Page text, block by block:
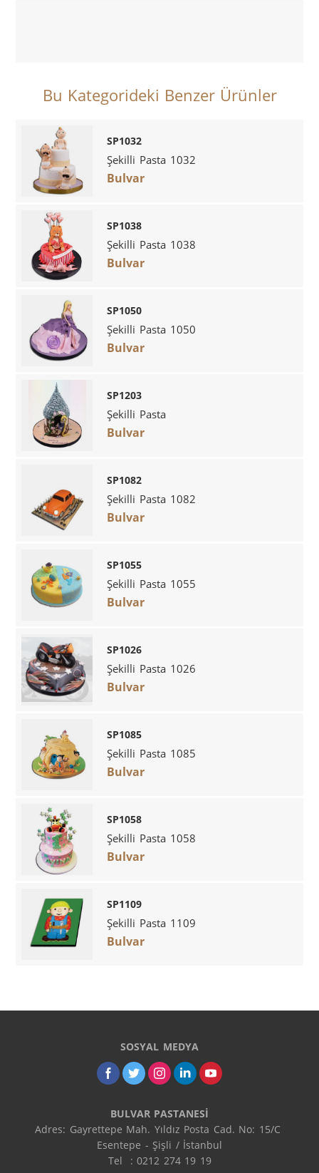
Bu Kategorideki Benzer Ürünler
SP1032
Şekilli Pasta 1032
Bulvar
SP1038
Şekilli Pasta 1038
Bulvar
SP1050
Şekilli Pasta 1050
Bulvar
SP1203
Şekilli Pasta
Bulvar
SP1082
Şekilli Pasta 1082
Bulvar
SP1055
Şekilli Pasta 1055
Bulvar
SP1026
Şekilli Pasta 1026
Bulvar
SP1085
Şekilli Pasta 1085
Bulvar
SP1058
Şekilli Pasta 1058
Bulvar
SP1109
Şekilli Pasta 1109
Bulvar
SOSYAL MEDYA
BULVAR PASTANESİ
Adres: Gayrettepe Mah. Yıldız Posta Cad. No: 15/C
Esentepe - Şişli / İstanbul
Tel  : 0212 274 19 19